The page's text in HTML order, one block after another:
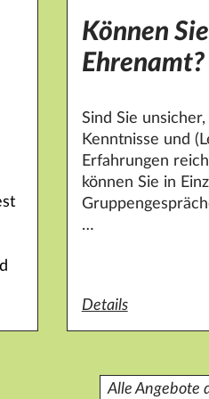
mit chronischen
Können Sie
Ehrenamt?
Sind Sie
Kenntnisse und
Erfahrungen
können Sie in
…
Details
zum Angebot
Alle Angebote